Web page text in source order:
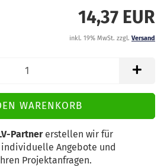
14,37 EUR
inkl. 19% MwSt. zzgl. Versand
Partnererstellen wir für
Angebote und
Projektanfragen.